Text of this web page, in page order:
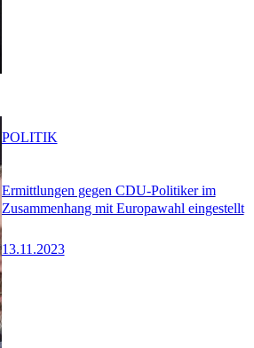
Ermittlungen gegen CDU-Politiker im
Zusammenhang mit Europawahl eingestellt
13.11.2023
POLITIK